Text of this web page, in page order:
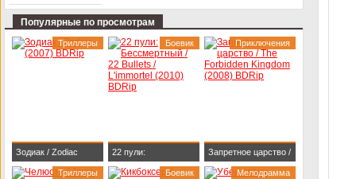
Популярные по просмотрам
Зодиак / Zodiac
(2007) BDRip
Триллеры
22 пули:
Бессмертный / 22
Боевик
Запретное царство /
The Forbidden
Приключения
Триллеры Боевик Мелодрамма